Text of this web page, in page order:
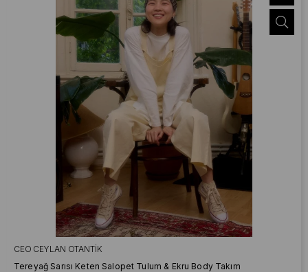
CEO CEYLAN OTANTIK
Tereyağ Sarısı Keten Salopet Tulum & Ekru Body Takım